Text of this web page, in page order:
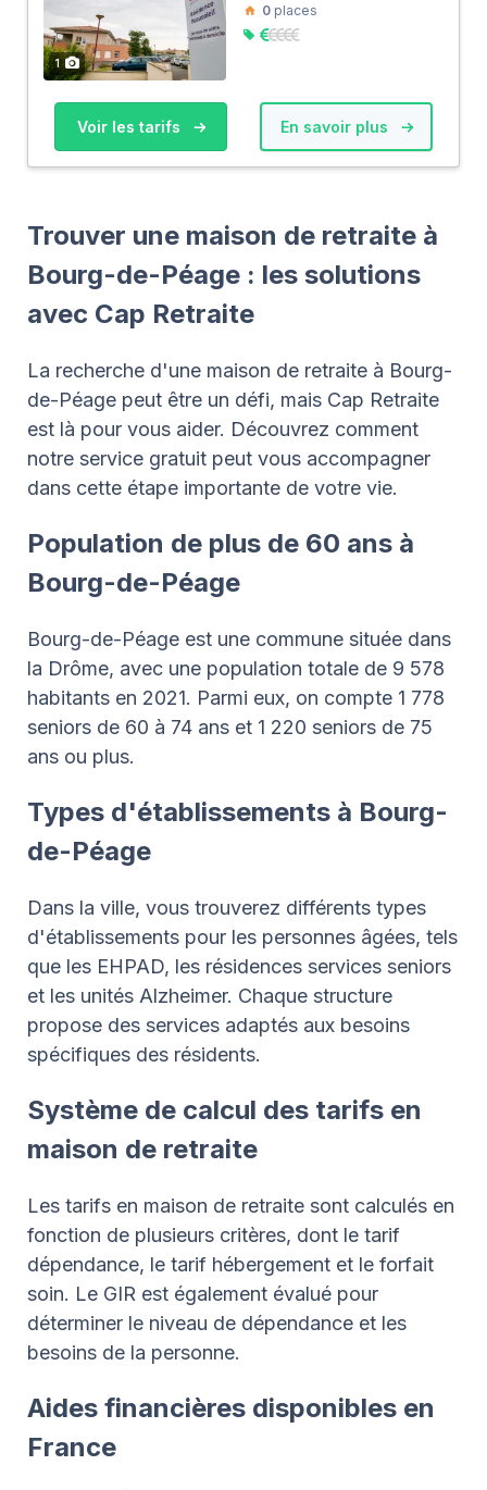
1
0 places
Voir les tarifs En savoir plus
Trouver une maison de retraite à
Bourg-de-Péage : les solutions
avec Cap Retraite
La recherche d'une maison de retraite à Bourg-
de-Péage peut être un défi, mais Cap Retraite
est là pour vous aider. Découvrez comment
notre service gratuit peut vous accompagner
dans cette étape importante de votre vie.
Population de plus de 60 ans à
Bourg-de-Péage
Bourg-de-Péage est une commune située dans
la Drôme, avec une population totale de 9 578
habitants en 2021. Parmi eux, on compte 1 778
seniors de 60 à 74 ans et 1 220 seniors de 75
ans ou plus.
Types d'établissements à Bourg-
de-Péage
Dans la ville, vous trouverez différents types
d'établissements pour les personnes âgées, tels
que les EHPAD, les résidences services seniors
et les unités Alzheimer. Chaque structure
propose des services adaptés aux besoins
spécifiques des résidents.
Système de calcul des tarifs en
maison de retraite
Les tarifs en maison de retraite sont calculés en
fonction de plusieurs critères, dont le tarif
dépendance, le tarif hébergement et le forfait
soin. Le GIR est également évalué pour
déterminer le niveau de dépendance et les
besoins de la personne.
Aides financières disponibles en
France